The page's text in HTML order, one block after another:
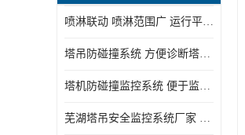
喷淋联动 喷淋范围广 运行平稳 噪音小
塔吊防碰撞系统 方便诊断塔机状态 自动变焦智能化跟踪
塔机防碰撞监控系统 便于监督和管理 主要应用于塔机的实时监控
芜湖塔吊安全监控系统厂家 外观简洁大方 减少盲吊引发的事故